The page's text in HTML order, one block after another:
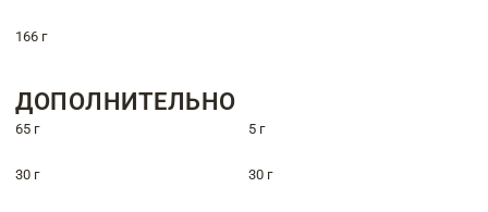
166 г
ДОПОЛНИТЕЛЬНО
65 г 5 г
30 г 30 г